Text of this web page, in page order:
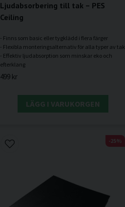
Ljudabsorbering till tak – PES
Ceiling
- Finns som basic eller tygklädd i flera färger
- Flexibla monteringsalternativ för alla typer av tak
- Effektiv ljudabsorption som minskar eko och
efterklang
499 kr
LÄGG I VARUKORGEN
-25%